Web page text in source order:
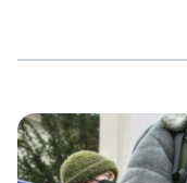
hetzen. Die hätten
in Julisch Venetien
dalmatinischen